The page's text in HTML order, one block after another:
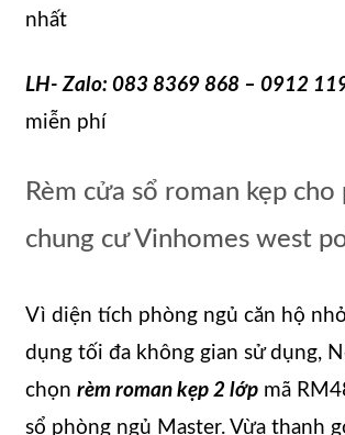
nhất
LH- Zalo: 083 8369 868 – 0912
miễn phí
Rèm cửa sổ roman kẹp cho
chung cư Vinhomes west
Vì diện tích phòng ngủ căn hộ
dụng tối đa không gian sử dụng,
chọn rèm roman kẹp 2 lớp mã
sổ phòng ngủ Master. Vừa thanh